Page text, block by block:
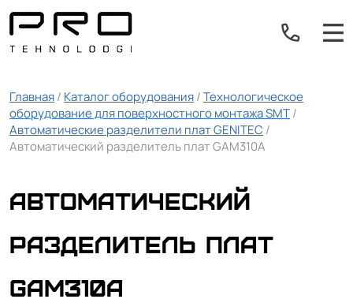
Главная/ Каталог оборудования/Технологическое
оборудование для поверхностного монтажа SMT/
Автоматические разделители плат GENITEC /
Автоматический разделитель плат GAM310A
Автоматический
разделитель плат
GAM310A